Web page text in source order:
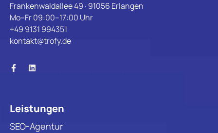
Frankenwaldallee 49 · 91056 Erlangen
Mo–Fr 09:00–17:00 Uhr
+49 9131 994351
kontakt@trofy.de
Leistungen
SEO-Agentur